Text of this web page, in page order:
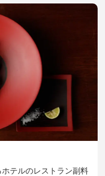
テルのレストラン副料